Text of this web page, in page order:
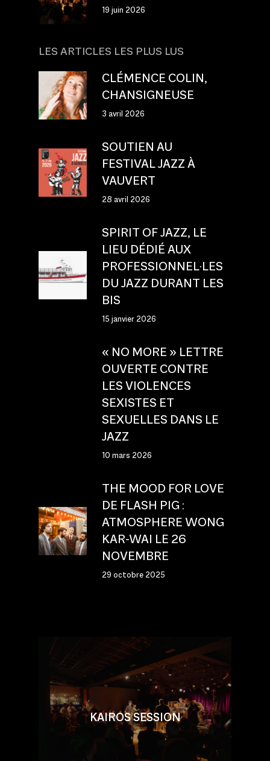
19 juin 2026
LES ARTICLES LES PLUS LUS
CLÉMENCE COLIN,
CHANSIGNEUSE
3 avril 2026
SOUTIEN AU
FESTIVAL JAZZ À
VAUVERT
28 avril 2026
SPIRIT OF JAZZ, LE
LIEU DÉDIÉ AUX
PROFESSIONNEL·LES
DU JAZZ DURANT LES
BIS
15 janvier 2026
« NO MORE » LETTRE
OUVERTE CONTRE
LES VIOLENCES
SEXISTES ET
SEXUELLES DANS LE
JAZZ
10 mars 2026
THE MOOD FOR LOVE
DE FLASH PIG :
ATMOSPHERE WONG
KAR-WAI LE 26
NOVEMBRE
29 octobre 2025
KAIROS SESSION